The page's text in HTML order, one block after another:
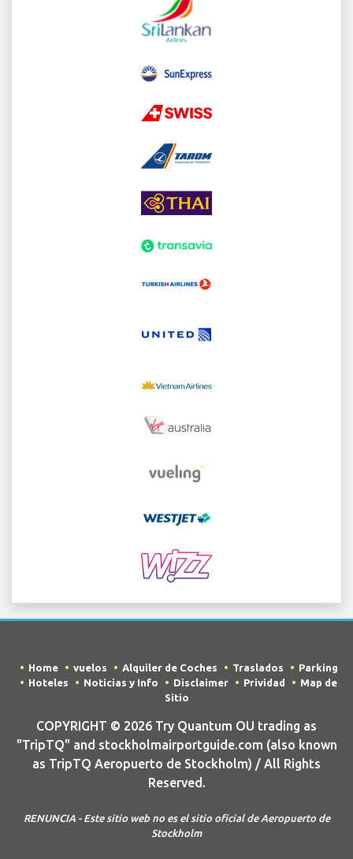
Home vuelos Alquiler de Coches Traslados
Parking
Hoteles
Noticias y Info Disclaimer Prividad
Map de
Sitio
COPYRIGHT © 2026 Try Quantum OU trading as
"TripTQ" and stockholmairportguide.com (also known
as TripTQ Aeropuerto de Stockholm) / All Rights
Reserved.
RENUNCIA - Este sitio web no es el sitio oficial de Aeropuerto de
Stockholm